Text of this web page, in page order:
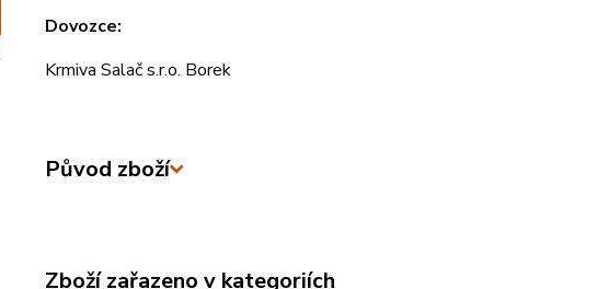
Dovozce:
Krmiva Salač s.r.o. Borek
Původ zboží
Zboží zařazeno v kategoriích